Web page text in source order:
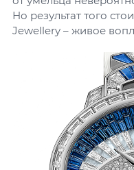
Но результат того
Jewellery – живое